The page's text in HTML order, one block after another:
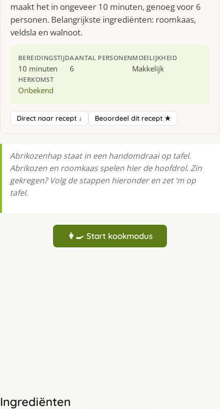
maakt het in ongeveer 10 minuten, genoeg voor 6
personen. Belangrijkste ingrediënten: roomkaas,
veldsla en walnoot.
BEREIDINGSTIJD
10 minuten
AANTAL PERSONEN
6
MOEILIJKHEID
Makkelijk
HERKOMST
Onbekend
Direct naar recept ↓ Beoordeel dit recept ★
Abrikozenhap staat in een handomdraai op tafel.
Abrikozen en roomkaas spelen hier de hoofdrol. Zin
gekregen? Volg de stappen hieronder en zet ‘m op
tafel.
👩‍🍳 Start kookmodus
Ingrediënten